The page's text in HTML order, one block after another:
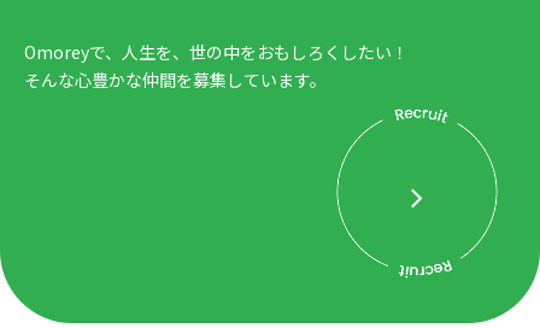
Omoreyで、人生を、世の中をおもしろくしたい！
そんな心豊かな仲間を募集しています。